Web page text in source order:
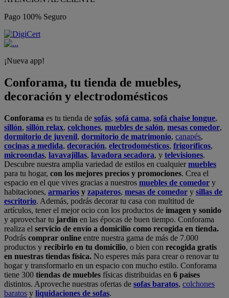
Pago 100% Seguro
¡Nueva app!
Conforama, tu tienda de muebles,
decoración y electrodomésticos
Conforama es tu tienda de sofás, sofá cama, sofá chaise longue,
sillón, sillón relax, colchones, muebles de salón, mesas comedor,
dormitorio de juvenil, dormitorio de matrimonio, canapés,
cocinas a medida, decoración, electrodomésticos, frigoríficos,
microondas, lavavajillas, lavadora secadora, y televisiones.
Descubre nuestra amplia variedad de estilos en cualquiermuebles
para tu hogar, con los mejores precios y promociones. Crea el
espacio en el que vives gracias a nuestros muebles de comedor y
habitaciones, armarios y zapateros, mesas de comedor y sillas de
escritorio. Además, podrás decorar tu casa con multitud de
artículos, tener el mejor ocio con los productos de imagen y sonido
y aprovechar tu jardín en las épocas de buen tiempo. Conforama
realiza el servicio de envío a domicilio como recogida en tienda.
Podrás comprar online entre nuestra gama de más de 7.000
productos y recibirlo en tu domicilio, o bien con recogida gratis
en nuestras tiendas física. No esperes más para crear o renovar tu
hogar y transformarlo en un espacio con mucho estilo. Conforama
tiene 300 tiendas de muebles físicas distribuidas en 6 países
distintos. Aproveche nuestras ofertas de sofas baratos, colchones
baratos y liquidaciones de sofas.